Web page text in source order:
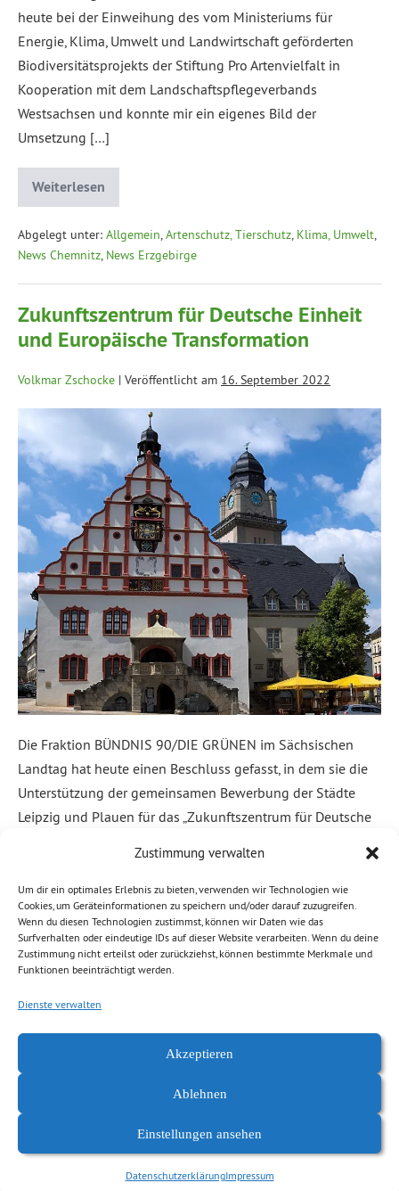
Zustimmung verwalten
Um dir ein optimales Erlebnis zu bieten, verwenden wir Technologien wie
Cookies, um Geräteinformationen zu speichern und/oder darauf zuzugreifen.
Wenn du diesen Technologien zustimmst, können wir Daten wie das
Surfverhalten oder eindeutige IDs auf dieser Website verarbeiten. Wenn du deine
Zustimmung nicht erteilst oder zurückziehst, können bestimmte Merkmale und
Funktionen beeinträchtigt werden.
Dienste verwalten
Akzeptieren
Ablehnen
Einstellungen ansehen
DatenschutzerklärungImpressum
heute bei der Einweihung des vom Ministeriums für
Energie, Klima, Umwelt und Landwirtschaft geförderten
Biodiversitätsprojekts der Stiftung Pro Artenvielfalt in
Kooperation mit dem Landschaftspflegeverbands
Westsachsen und konnte mir ein eigenes Bild der
Umsetzung […]
Weiterlesen
Abgelegt unter: Allgemein,Artenschutz, Tierschutz, Klima, Umwelt,
News Chemnitz, News Erzgebirge
Zukunftszentrum für Deutsche Einheit
und Europäische Transformation
Volkmar Zschocke | Veröffentlicht am 16. September 2022
Die Fraktion BÜNDNIS 90/DIE GRÜNEN im Sächsischen
Landtag hat heute einen Beschluss gefasst, in dem sie die
Unterstützung der gemeinsamen Bewerbung der Städte
Leipzig und Plauen für das „Zukunftszentrum für Deutsche
Beschluss ihrer Fraktion erklärt die
Fraktionsvorsitzende Franziska Schubert: „Leipzig und
Plauen sind aufgrund ihrer historischen Bedeutung für die
Veränderungen […]
Abgelegt unter: Allgemein,Demokratie, Freiheit,Kaßberg,News